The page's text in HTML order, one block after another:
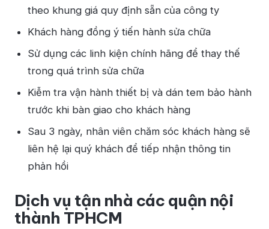
theo khung giá quy định sẵn của công ty
Khách hàng đồng ý tiến hành sửa chữa
Sử dụng các linh kiện chính hãng để thay thế
trong quá trình sửa chữa
Kiễm tra vận hành thiết bị và dán tem bảo hành
trước khi bàn giao cho khách hàng
Sau 3 ngày, nhân viên chăm sóc khách hàng sẽ
liên hệ lại quý khách để tiếp nhận thông tin
phản hồi
Dịch vụ tận nhà các quận nội
thành TPHCM